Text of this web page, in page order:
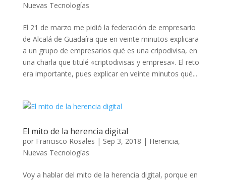
Nuevas Tecnologías
El 21 de marzo me pidió la federación de empresario
de Alcalá de Guadaíra que en veinte minutos explicara
a un grupo de empresarios qué es una cripodivisa, en
una charla que titulé «criptodivisas y empresa». El reto
era importante, pues explicar en veinte minutos qué...
El mito de la herencia digital
por Francisco Rosales | Sep 3, 2018 | Herencia,
Nuevas Tecnologías
Voy a hablar del mito de la herencia digital, porque en